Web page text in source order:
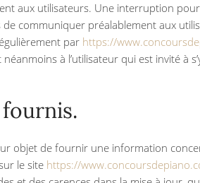
aux utilisateurs. Une interruption
de communiquer préalablement aux
par https://
à l’utilisateur qui est invité à
objet de fournir une information
le site https://